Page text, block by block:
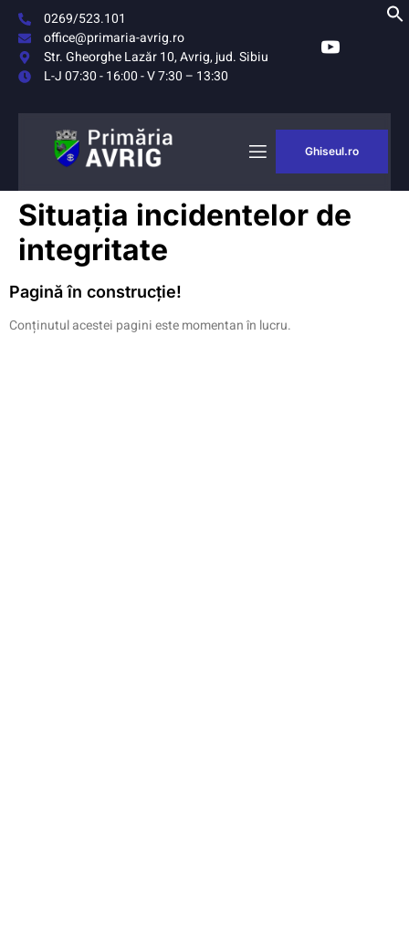
0269/523.101
office@primaria-avrig.ro
Str. Gheorghe Lazăr 10, Avrig, jud. Sibiu
L-J 07:30 - 16:00 - V 7:30 – 13:30
MONITORUL
OFICIAL LOCAL
Ghiseul.ro
Situația incidentelor de
integritate
Pagină în construcție!
Conținutul acestei pagini este momentan în lucru.